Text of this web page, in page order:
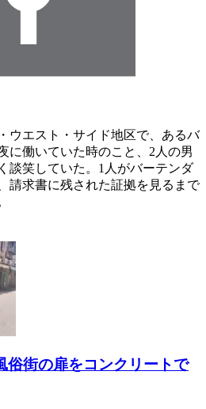
ウエスト・サイド地区で、あるバ
に働いていた時のこと、2人の男
談笑していた。1人がバーテンダ
請求書に残された証拠を見るまで
俗街の扉をコンクリートで